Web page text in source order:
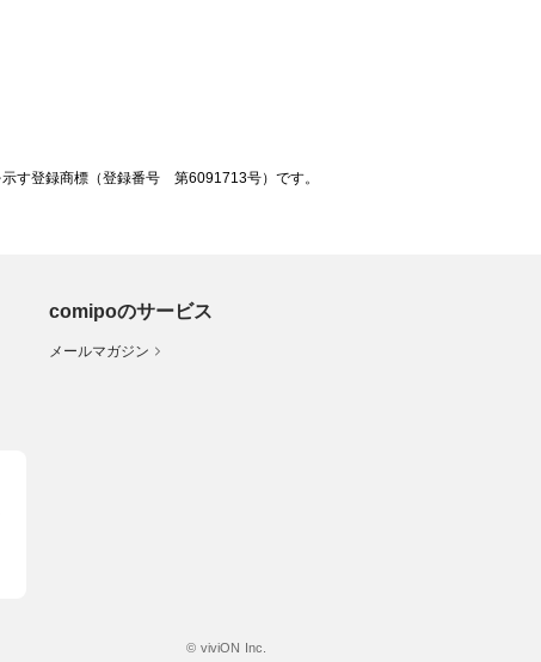
す登録商標（登録番号 第6091713号）です。
comipoのサービス
メールマガジン
© viviON Inc.